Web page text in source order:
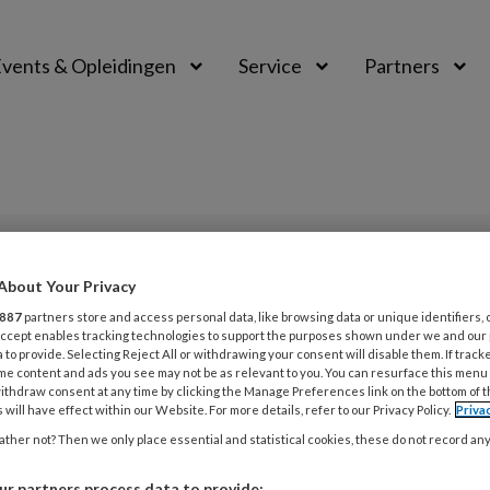
& Opleidingen Service Partners
Opslaan Reacties Delen
4
Your Privacy
887 partners store and access personal data, like browsing data or unique identifiers,
enables tracking technologies to support the purposes shown under we and
to provide. Selecting Reject All or withdrawing your consent will disable them. If
content and ads you see may not be as relevant to you. You can resurface this
consent at any time by clicking the Manage Preferences link on the bottom of
will have effect within our Website. For more details, refer to our Privacy Policy.
not? Then we only place essential and statistical cookies, these do not record